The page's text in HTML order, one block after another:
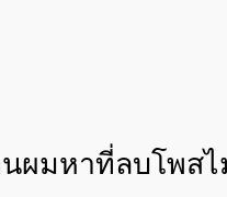
ผมหาที่ลบโพส